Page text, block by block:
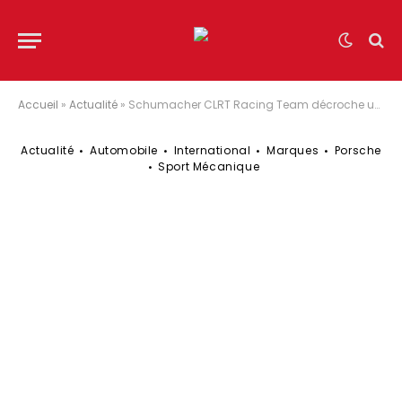
Accueil » Actualité » Schumacher CLRT Racing Team décroche un podium mondial FIA au Grand Prix de Macao
Actualité Automobile International Marques
Porsche
Sport Mécanique